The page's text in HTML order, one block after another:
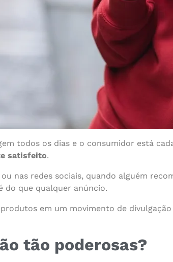
todos os dias e o consumidor está
satisfeito.
nas redes sociais, quando alguém
do que qualquer anúncio.
em um movimento de
tão poderosas?